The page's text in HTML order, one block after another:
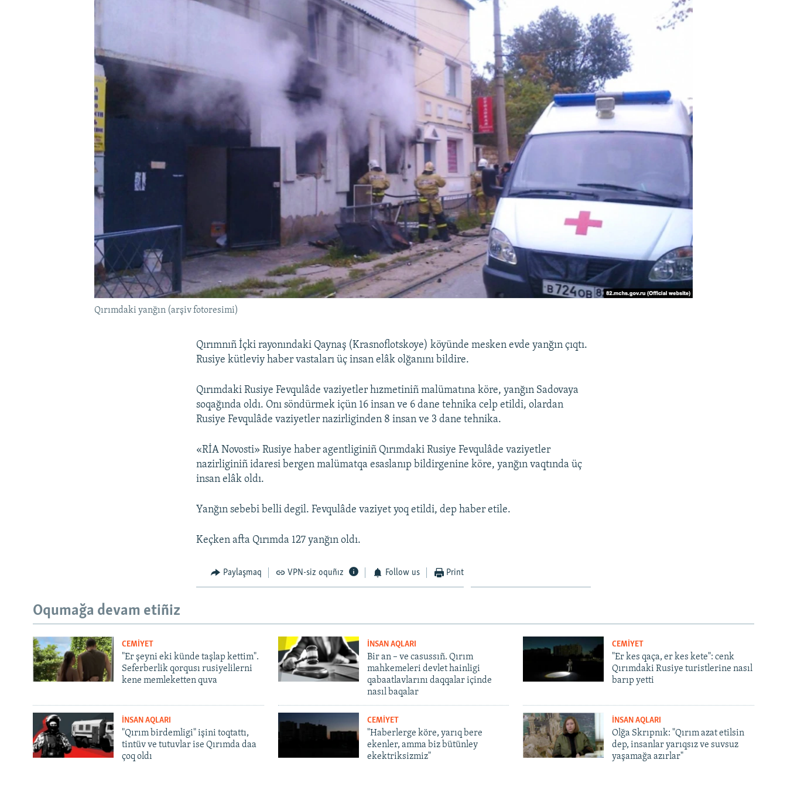
Qırımdaki yanğın (arşiv fotoresimi)
Qırımnıñ İçki rayonındaki Qaynaş (Krasnoflotskoye) köyünde mesken evde yanğın çıqtı.
Rusiye kütleviy haber vastaları üç insan elâk olğanını bildire.
Qırımdaki Rusiye Fevqulâde vaziyetler hızmetiniñ malümatına köre, yanğın Sadovaya
soqağında oldı. Onı söndürmek içün 16 insan ve 6 dane tehnika celp etildi, olardan
Rusiye Fevqulâde vaziyetler nazirliginden 8 insan ve 3 dane tehnika.
«RİA Novosti» Rusiye haber agentliginiñ Qırımdaki Rusiye Fevqulâde vaziyetler
nazirliginiñ idaresi bergen malümatqa esaslanıp bildirgenine köre, yanğın vaqtında üç
insan elâk oldı.
Yanğın sebebi belli degil. Fevqulâde vaziyet yoq etildi, dep haber etile.
Keçken afta Qırımda 127 yanğın oldı.
Paylaşmaq VPN-siz oquñız Follow us Print
Oqumağa devam etiñiz
CEMİYET
"Er şeyni eki künde taşlap kettim".
Seferberlik qorqusı rusiyelilerni
kene memleketten quva
İNSAN AQLARI
Bir an – ve casussıñ. Qırım
mahkemeleri devlet hainligi
qabaatlavlarını daqqalar içinde
nasıl baqalar
CEMİYET
"Er kes qaça, er kes kete": cenk
Qırımdaki Rusiye turistlerine nasıl
barıp yetti
İNSAN AQLARI
"Qırım birdemligi" işini toqtattı,
tintüv ve tutuvlar ise Qırımda daa
çoq oldı
CEMİYET
"Haberlerge köre, yarıq bere
ekenler, amma biz bütünley
ekektriksizmiz"
İNSAN AQLARI
Olğa Skrıpnık: "Qırım azat etilsin
dep, insanlar yarıqsız ve suvsuz
yaşamağa azırlar"